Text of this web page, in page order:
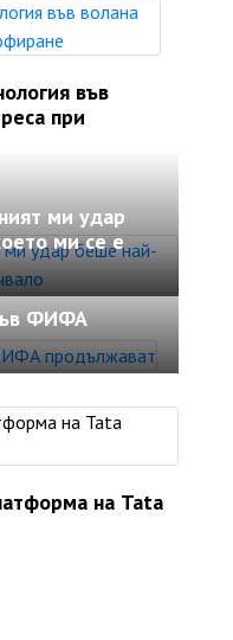
във
при
ми удар
ми се е
ФИФА
на Tata